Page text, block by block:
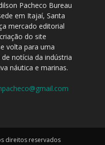
Pacheco Bureau
em Itajaí, Santa
mercado editorial
do site
volta para uma
notícia da indústria
náutica e marinas.
direitos reservados